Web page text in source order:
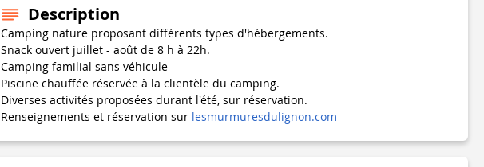
Description
Camping nature proposant différents types d'hébergements.
Snack ouvert juillet - août de 8 h à 22h.
Camping familial sans véhicule
Piscine chauffée réservée à la clientèle du camping.
Diverses activités proposées durant l'été, sur réservation.
Renseignements et réservation sur lesmurmuresdulignon.com